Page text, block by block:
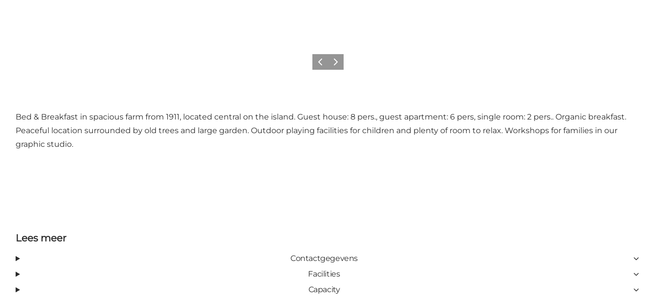
Vorige Volgende
Bed & Breakfast in spacious farm from 1911, located central on the island. Guest house: 8 pers., guest apartment: 6 pers, single room: 2 pers.. Organic breakfast.
Peaceful location surrounded by old trees and large garden. Outdoor playing facilities for children and plenty of room to relax. Workshops for families in our
graphic studio.
Lees meer
Contactgegevens
Facilities
Capacity